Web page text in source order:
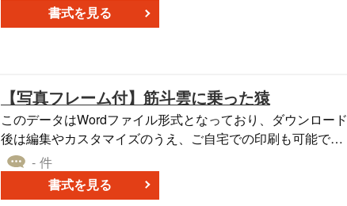
書式を見る
【写真フレーム付】筋斗雲に乗った猿
このデータはWordファイル形式となっており、ダウンロード
後は編集やカスタマイズのうえ、ご自宅での印刷も可能で
す。写真フレームが組み込まれているので、ご家族やペット
の写真やメッセージを追加して、オリジナルの年賀状を作成
することができます。更に、このデータは無料で提供してい
- 件
書式を見る